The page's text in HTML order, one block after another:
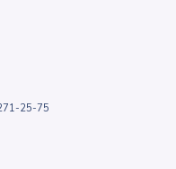
25-75